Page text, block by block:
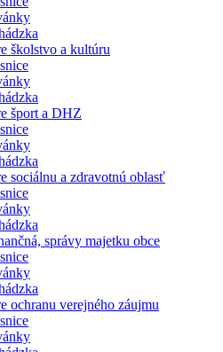
školstvo a kultúru
šport a DHZ
sociálnu a zdravotnú oblasť
správy majetku obce
ochranu verejného záujmu